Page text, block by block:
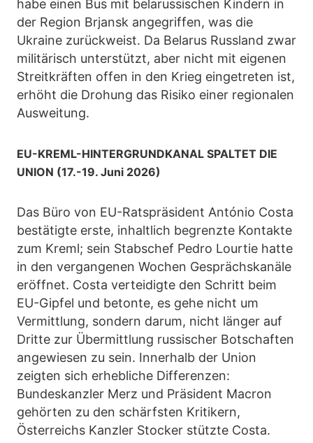
habe einen Bus mit belarussischen Kindern in
der Region Brjansk angegriffen, was die
Ukraine zurückweist. Da Belarus Russland zwar
militärisch unterstützt, aber nicht mit eigenen
Streitkräften offen in den Krieg eingetreten ist,
erhöht die Drohung das Risiko einer regionalen
Ausweitung.
EU-KREML-HINTERGRUNDKANAL SPALTET DIE
UNION (17.-19. Juni 2026)
Das Büro von EU-Ratspräsident António Costa
bestätigte erste, inhaltlich begrenzte Kontakte
zum Kreml; sein Stabschef Pedro Lourtie hatte
in den vergangenen Wochen Gesprächskanäle
eröffnet. Costa verteidigte den Schritt beim
EU-Gipfel und betonte, es gehe nicht um
Vermittlung, sondern darum, nicht länger auf
Dritte zur Übermittlung russischer Botschaften
angewiesen zu sein. Innerhalb der Union
zeigten sich erhebliche Differenzen:
Bundeskanzler Merz und Präsident Macron
gehörten zu den schärfsten Kritikern,
Österreichs Kanzler Stocker stützte Costa.